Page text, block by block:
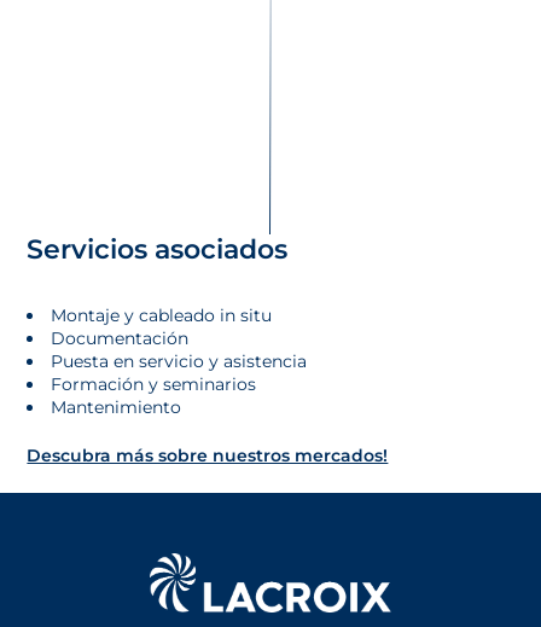
Servicios asociados
Montaje y cableado in situ
Documentación
Puesta en servicio y asistencia
Formación y seminarios
Mantenimiento
Descubra más sobre nuestros mercados!